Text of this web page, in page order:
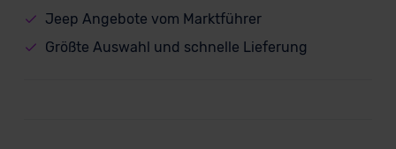
Jeep Angebote vom Marktführer
Größte Auswahl und schnelle Lieferung